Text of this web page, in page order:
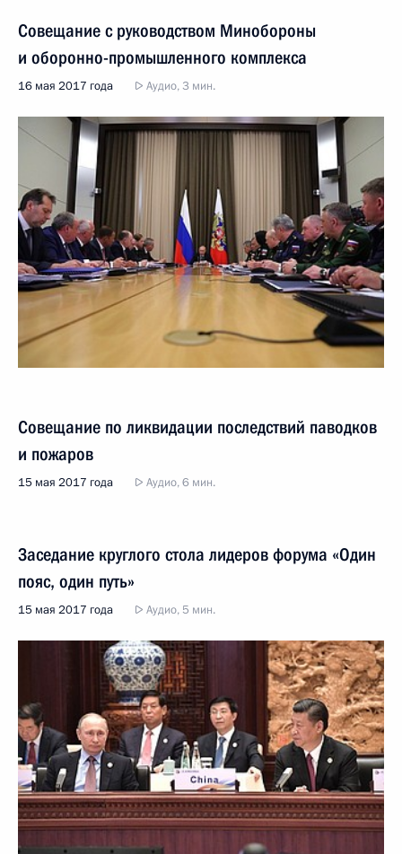
Совещание с руководством Минобороны
и оборонно-промышленного комплекса
16 мая 2017 года Аудио, 3 мин.
Совещание по ликвидации последствий паводков
и пожаров
15 мая 2017 года Аудио, 6 мин.
Заседание круглого стола лидеров форума «Один
пояс, один путь»
15 мая 2017 года Аудио, 5 мин.